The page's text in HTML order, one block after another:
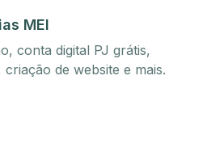
MEI
conta digital PJ grátis,
de website e mais.